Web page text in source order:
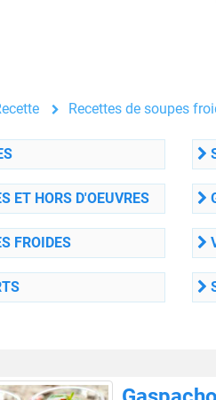
Recettes de soupes
ET HORS D'OEUVRES
FROIDES